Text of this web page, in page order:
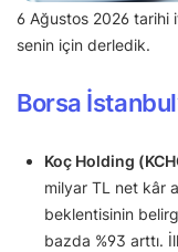
6 Ağustos 2026 tarihi
senin için derledik.
Borsa
Koç Holding
milyar TL net kâr
beklentisinin
bazda %93 arttı.